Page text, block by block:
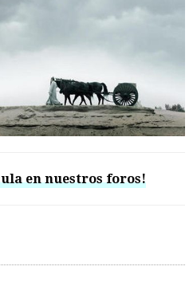
en nuestros foros!